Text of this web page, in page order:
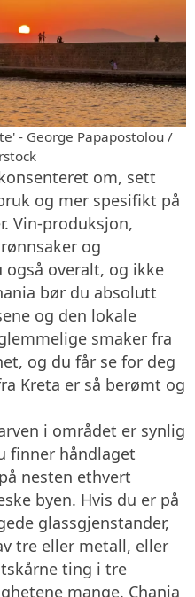
- George Papapostolou /
om, sett
og mer spesifikt på
Vin-produksjon,
og
overalt, og ikke
bør du absolutt
og den lokale
smaker fra
og du får se for deg
Kreta er så berømt og
i området er synlig
finner håndlaget
nesten ethvert
byen. Hvis du er på
glassgjenstander,
tre eller metall, eller
ting i tre
mange. Chania